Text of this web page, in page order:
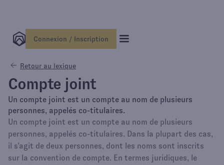
Connexion / Inscription
Retour au lexique
Compte joint
Un compte joint est un compte au nom de plusieurs
personnes, appelés co-titulaires.
Un compte joint est un compte au nom de plusieurs
personnes, appelés co-titulaires. Dans la plupart des cas,
il s'agit de deux personnes, dont les noms sont inscrits
sur la convention de compte. En termes juridiques, le